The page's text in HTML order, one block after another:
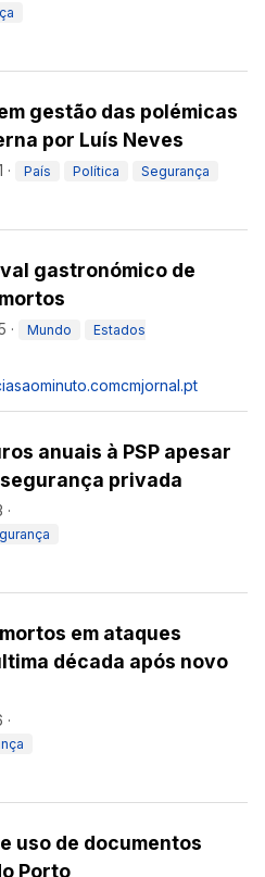
gestão das polémicas
por Luís Neves
· País Política Segurança
gastronómico de
· Mundo
Estados
cmjornal.pt
anuais à PSP apesar
privada
·
em ataques
década após novo
·
uso de documentos
Porto